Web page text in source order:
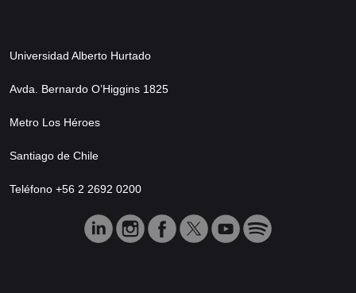
Universidad Alberto Hurtado
Avda. Bernardo O’Higgins 1825
Metro Los Héroes
Santiago de Chile
Teléfono +56 2 2692 0200